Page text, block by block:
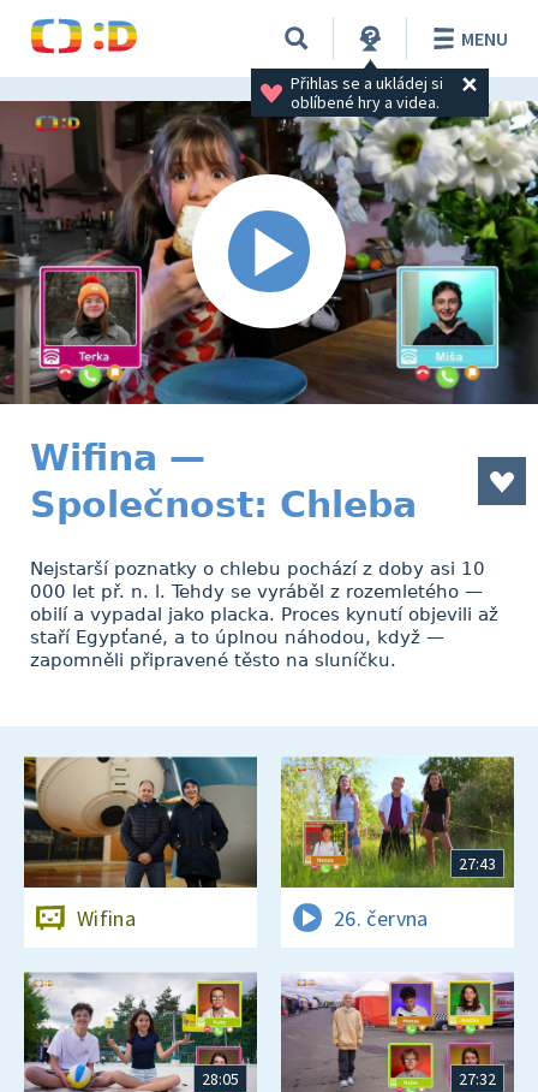
Přihlas se a ukládej si
oblíbené hry a videa.
MENU
Wifina —
Společnost: Chleba
Nejstarší poznatky o chlebu pochází z doby asi 10
000 let př. n. l. Tehdy se vyráběl z rozemletého —
obilí a vypadal jako placka. Proces kynutí objevili až
staří Egypťané, a to úplnou náhodou, když —
zapomněli připravené těsto na sluníčku.
Wifina
27:43
26. června
28:05 27:32